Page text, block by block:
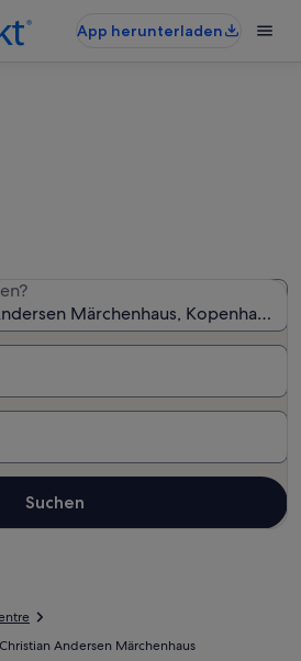
App herunterladen
Märchenhaus,
Suchen
Andersen Märchenhaus